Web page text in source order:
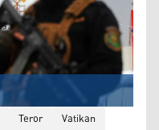
Teror Vatikan